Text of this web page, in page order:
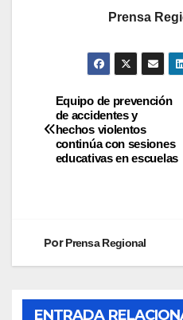
Prensa
Equipo de prevención
de accidentes y
hechos violentos
continúa con sesiones
educativas en escuelas
PorPrensa Regional
ENTRADA